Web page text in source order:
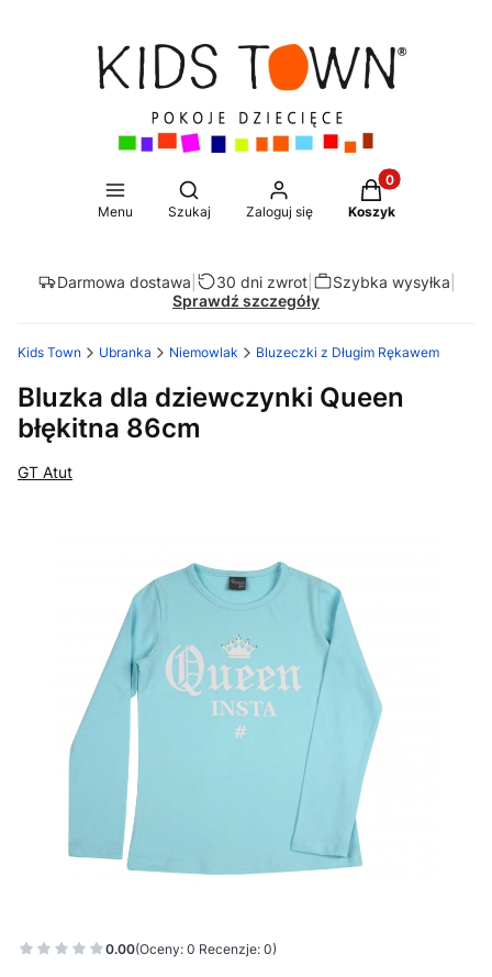
Menu
Otwórz wyszukiwarkę
Szukaj Zaloguj się
Produkty w
Koszyk
Darmowa dostawa 30 dni zwrot| Szybka wysyłka
Sprawdź szczegóły
Kids Town Ubranka Niemowlak Bluzeczki z Długim Rękawem
Bluzka dla dziewczynki Queen
błękitna 86cm
GT Atut
0.00(Oceny: 0 Recenzje: 0)